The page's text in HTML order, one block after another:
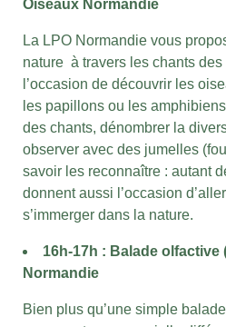
Oiseaux Normandie
La LPO Normandie vous
nature à travers les chants des
l’occasion de découvrir les
les papillons ou les
des chants, dénombrer la
observer avec des jumelles
savoir les reconnaître : autant
donnent aussi l’occasion
s’immerger dans la nature.
16h-17h : Balade olfactive
Normandie
Bien plus qu’une simple